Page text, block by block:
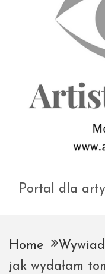
Portal dla
Home
jak wydałam